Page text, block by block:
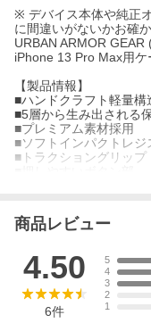
※ デバイス本体や純正
に間違いがないかお確
URBAN ARMOR GEAR
iPhone 13 Pro Max用ケ
【製品情報】
■ハンドクラフト軽量構
■5層から生み出される
■プレミアム素材採用
■ソフトインパクトレジ
■トラクショングリップ
【製品仕様】
UAG-IPH21L-P-BK(
UAG-IPH21L-P-CR(ク
UAG-IPH21L-P-CF(カ
UAG-IPH21L-P-ML(マ
■材質：TPU、PC、ニ
商品レビュー
4.50
6件
5
4
3
2
1